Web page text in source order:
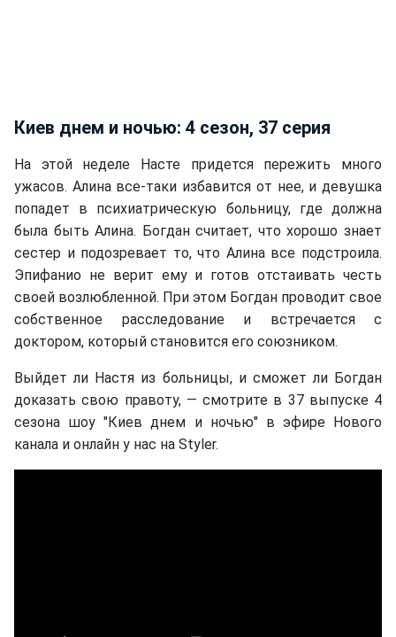
Киев днем и ночью: 4 сезон, 37 серия
На этой неделе Насте придется пережить много
ужасов. Алина все-таки избавится от нее, и девушка
попадет в психиатрическую больницу, где должна
была быть Алина. Богдан считает, что хорошо знает
сестер и подозревает то, что Алина все подстроила.
Эпифанио не верит ему и готов отстаивать честь
своей возлюбленной. При этом Богдан проводит свое
собственное расследование и встречается с
доктором, который становится его союзником.
Выйдет ли Настя из больницы, и сможет ли Богдан
доказать свою правоту, — смотрите в 37 выпуске 4
сезона шоу "Киев днем и ночью" в эфире Нового
канала и онлайн у нас на Styler.